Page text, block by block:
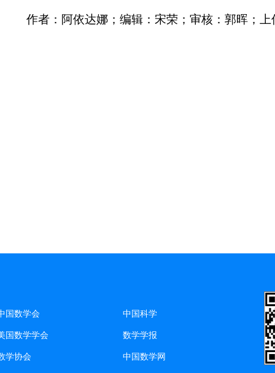
作者：阿依达娜；编辑：宋荣；审核：郭晖；上
国数学会 中国科学
国数学学会 数学学报
学协会 中国数学网